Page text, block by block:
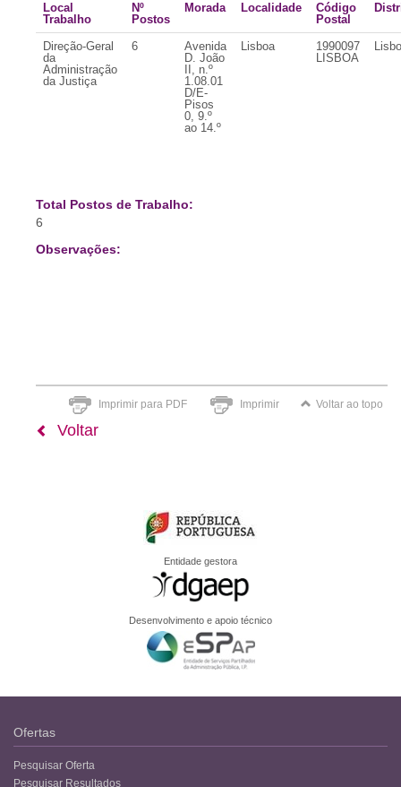
Local
Trabalho
Nº
Postos
Morada Localidade
Código
Postal
Direção-Geral
da
Administração
da Justiça
6
Avenida
D. João
II, n.º
1.08.01
D/E-
Pisos
0, 9.º
ao 14.º
Lisboa
1990097
LISBOA
Total Postos de Trabalho:
6
Observações:
Imprimir para PDF Imprimir Voltar ao topo
Voltar
Entidade gestora
Desenvolvimento e apoio técnico
Ofertas
Pesquisar Oferta
Pesquisar Resultados